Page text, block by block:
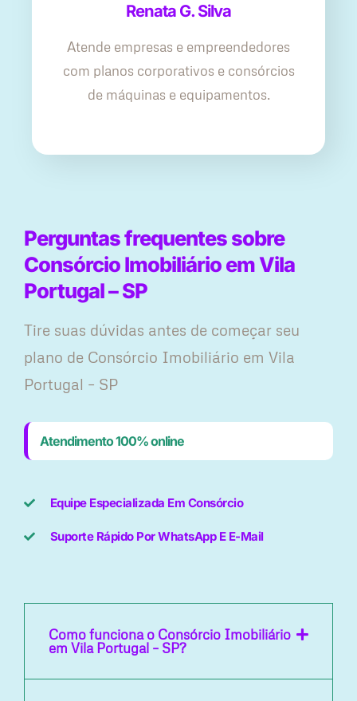
Renata G. Silva
Atende empresas e empreendedores
com planos corporativos e consórcios
de máquinas e equipamentos.
Perguntas frequentes sobre
Consórcio Imobiliário em Vila
Portugal – SP
Tire suas dúvidas antes de começar seu
plano ​de Consórcio Imobiliário em Vila
Portugal – SP
Atendimento 100% online
Equipe Especializada Em Consórcio
Suporte Rápido Por WhatsApp E E-Mail
Como funciona o Consórcio Imobiliário
em Vila Portugal – SP?